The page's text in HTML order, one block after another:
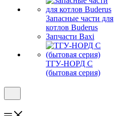
Запасные части для
котлов Buderus
Запчасти Baxi
ТГУ-НОРД С
(бытовая серия)